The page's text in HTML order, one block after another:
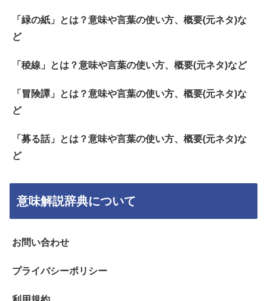
「緑の紙」とは？意味や言葉の使い方、概要(元ネタ)な
ど
「稜線」とは？意味や言葉の使い方、概要(元ネタ)など
「冒険譚」とは？意味や言葉の使い方、概要(元ネタ)な
ど
「募る話」とは？意味や言葉の使い方、概要(元ネタ)な
ど
意味解説辞典について
お問い合わせ
プライバシーポリシー